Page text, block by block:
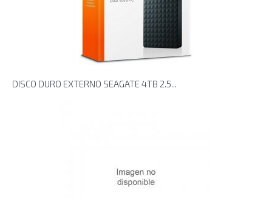
DISCO DURO EXTERNO SEAGATE 4TB 2.5...